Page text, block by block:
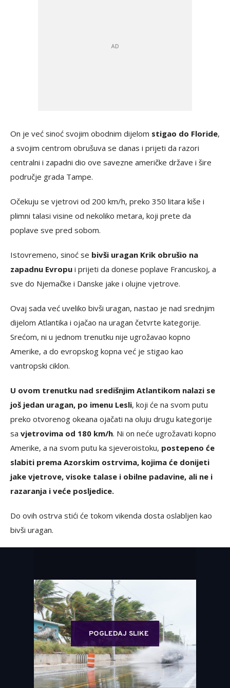
On je već sinoć svojim obodnim dijelom stigao do Floride,
a svojim centrom obrušuva se danas i prijeti da razori
centralni i zapadni dio ove savezne američke države i šire
područje grada Tampe.
Očekuju se vjetrovi od 200 km/h, preko 350 litara kiše i
plimni talasi visine od nekoliko metara, koji prete da
poplave sve pred sobom.
Istovremeno, sinoć se bivši uragan Krik obrušio na
zapadnu Evropu i prijeti da donese poplave Francuskoj, a
sve do Njemačke i Danske jake i olujne vjetrove.
Ovaj sada već uveliko bivši uragan, nastao je nad srednjim
dijelom Atlantika i ojačao na uragan četvrte kategorije.
Srećom, ni u jednom trenutku nije ugrožavao kopno
Amerike, a do evropskog kopna već je stigao kao
vantropski ciklon.
U ovom trenutku nad središnjim Atlantikom nalazi se
još jedan uragan, po imenu Lesli, koji će na svom putu
preko otvorenog okeana ojačati na oluju drugu kategorije
sa vjetrovima od 180 km/h. Ni on neće ugrožavati kopno
Amerike, a na svom putu ka sjeveroistoku, postepeno će
slabiti prema Azorskim ostrvima, kojima će donijeti
jake vjetrove, visoke talase i obilne padavine, ali ne i
razaranja i veće posljedice.
Do ovih ostrva stići će tokom vikenda dosta oslabljen kao
bivši uragan.
POGLEDAJ SLIKE